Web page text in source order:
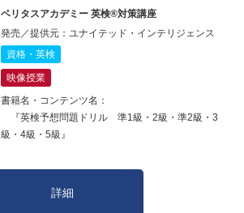
ベリタスアカデミー 英検®対策講座
発売／提供元：ユナイテッド・インテリジェンス
資格・英検
映像授業
書籍名・コンテンツ名：
『英検予想問題ドリル 準1級・2級・準2級・3
級・4級・5級』
詳細